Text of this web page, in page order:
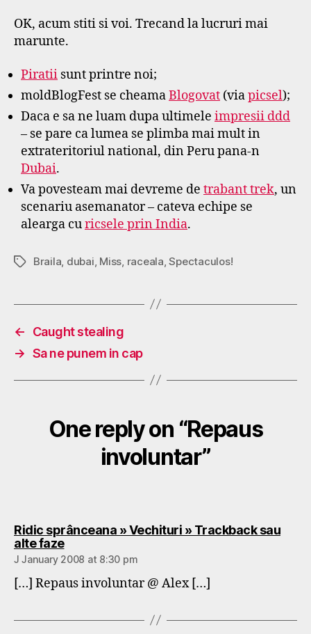
OK, acum stiti si voi. Trecand la lucruri mai
marunte.
Piratii sunt printre noi;
moldBlogFest se cheamaBlogovat (viapicsel);
Daca e sa ne luam dupa ultimele impresii ddd
– se pare ca lumea se plimba mai mult in
extrateritoriul national, din Peru pana-n
Dubai.
Va povesteam mai devreme de trabant trek, un
scenariu asemanator – cateva echipe se
alearga curicsele prin India.
TagsBraila dubai Miss raceala ,Spectaculos!
←
Caught stealing
→ Sa ne punem in cap
One reply on “Repaus
involuntar”
Ridic sprânceana » Vechituri » Trackback sau
alte fazesays:
J January 2008 at 8:30 pm
[…] Repaus involuntar @ Alex […]